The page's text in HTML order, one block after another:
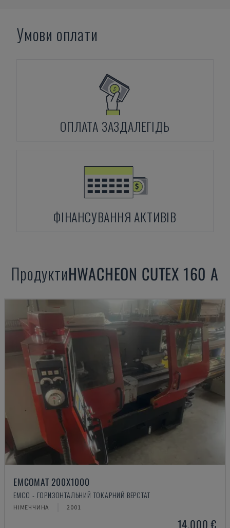
Умови оплати
ОПЛАТА ЗАЗДАЛЕГІДЬ
ФІНАНСУВАННЯ АКТИВІВ
ПродуктиHWACHEON CUTEX 160 A
EMCOMAT 200X1000
EMCO - ГОРИЗОНТАЛЬНИЙ ТОКАРНИЙ ВЕРСТАТ
НІМЕЧЧИНА 2001
14.000 €